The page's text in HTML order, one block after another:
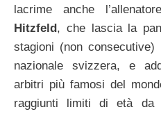
lacrime anche
Hitzfeld, che lascia la
stagioni (non
nazionale svizzera, e
arbitri più famosi del
raggiunti limiti di età da